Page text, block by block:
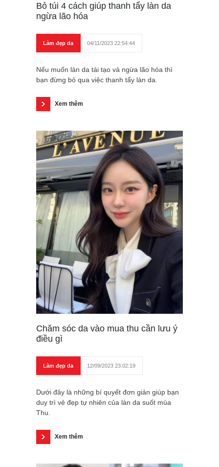
Bỏ túi 4 cách giúp thanh tẩy làn da
ngừa lão hóa
Làm đẹp da 04/11/2023 22:54:44
Nếu muốn làn da tái tạo và ngừa lão hóa thì
bạn đừng bỏ qua việc thanh tẩy làn da.
Xem thêm
Chăm sóc da vào mua thu cần lưu ý
điều gì
Làm đẹp da 12/09/2023 23:02:19
Dưới đây là những bí quyết đơn giản giúp bạn
duy trì vẻ đẹp tự nhiên của làn da suốt mùa
Thu.
Xem thêm